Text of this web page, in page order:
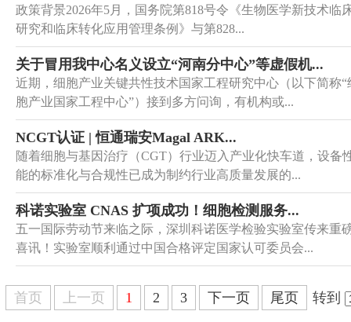
政策背景2026年5月，国务院第818号令《生物医学新技术临
研究和临床转化应用管理条例》与第828...
关于冒用我中心名义设立“河南分中心”等虚假机...
近期，细胞产业关键共性技术国家工程研究中心（以下简称“
胞产业国家工程中心”）接到多方问询，有机构或...
NCGT认证 | 恒通瑞安Magal ARK...
随着细胞与基因治疗（CGT）行业迈入产业化快车道，设备
能的标准化与合规性已成为制约行业高质量发展的...
科诺实验室 CNAS 扩项成功！细胞检测服务...
五一国际劳动节来临之际，深圳科诺医学检验实验室传来重
喜讯！实验室顺利通过中国合格评定国家认可委员会...
首页 上一页 1 2 3 下一页 尾页
转到